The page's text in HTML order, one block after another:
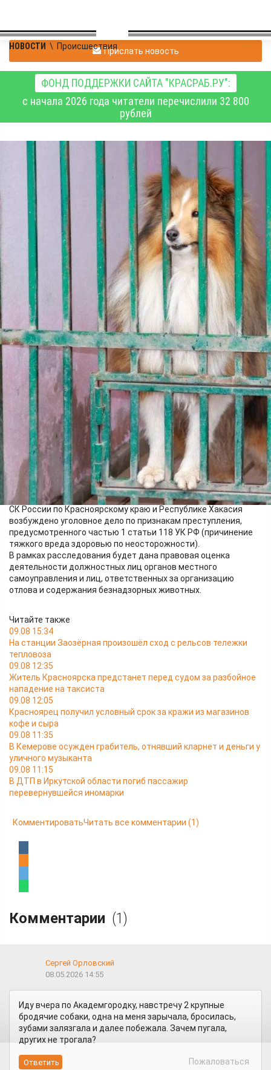
НОВОСТИ \ ПроисшествияПрислать новость
ФОНД ПОДДЕРЖКИ САЙТА "КРАСРАБ.РУ":
с начала 2026 года читатели перечислили 32 800
рублей
В Емельяновском
округе возбуждено
уголовное дело по
факту нападения собак
на девочку
Происшествия
08.05.2026 11:59366
1
Фото:
ГСУ СК России по Красноярскому краю и Республике Хакасия
На территории деревни Плоское Емельяновского округа три
собаки покусали 11-летнюю девочку. По данному факту
Емельяновским межрайонным следственным отделом ГСУ
СК России по Красноярскому краю и Республике Хакасия
возбуждено уголовное дело по признакам преступления,
предусмотренного частью 1 статьи 118 УК РФ (причинение
тяжкого вреда здоровью по неосторожности).
В рамках расследования будет дана правовая оценка
деятельности должностных лиц органов местного
самоуправления и лиц, ответственных за организацию
отлова и содержания безнадзорных животных.
Читайте также
09.08 15:34
На станции Заозёрная произошёл сход с рельсов тележки
тепловоза
09.08 12:35
Житель Красноярска предстанет перед судом за разбойное
нападение на таксиста
09.08 12:05
Красноярец получил условный срок за кражи из магазинов
кофе и сыра
09.08 11:35
В Кемерове осужден грабитель, отнявший кларнет и деньги у
уличного музыканта
09.08 11:15
В ДТП в Иркутской области погиб пассажир
перевернувшейся иномарки
КомментироватьЧитать все комментарии (1)
Комментарии (1)
Сергей Орловский
08.05.2026 14:55
Иду вчера по Академгородку, навстречу 2 крупные
бродячие собаки, одна на меня зарычала, бросилась,
зубами залязгала и далее побежала. Зачем пугала,
других не трогала?
Пожаловаться